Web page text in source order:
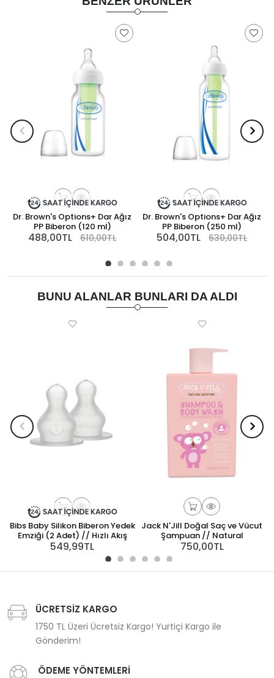
Dr. Brown's Options+ Dar Ağız
PP Biberon (120 ml)
488,00TL 610,00TL
Dr. Brown's Options+ Dar Ağız
PP Biberon (250 ml)
504,00TL 630,00TL
BUNU ALANLAR BUNLARI DA ALDI
Bibs Baby Silikon Biberon Yedek
Emziği (2 Adet) // Hızlı Akış
549,99TL
Jack N'Jill Doğal Saç ve Vücut
Şampuan // Natural
750,00TL
ÜCRETSİZ KARGO
1750 TL Üzeri Ücretsiz Kargo! Yurtiçi Kargo ile
Gönderim!
ÖDEME YÖNTEMLERİ